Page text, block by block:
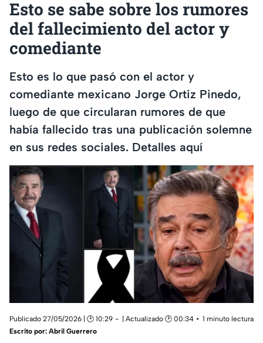
Esto se sabe sobre los rumores
del fallecimiento del actor y
comediante
Esto es lo que pasó con el actor y
comediante mexicano Jorge Ortiz Pinedo,
luego de que circularan rumores de que
había fallecido tras una publicación solemne
en sus redes sociales. Detalles aquí
Publicado 27/05/2026 | 🕑 10:29 | Actualizado 🕑 00:34
1 minuto lectura
Escrito por: Abril Guerrero